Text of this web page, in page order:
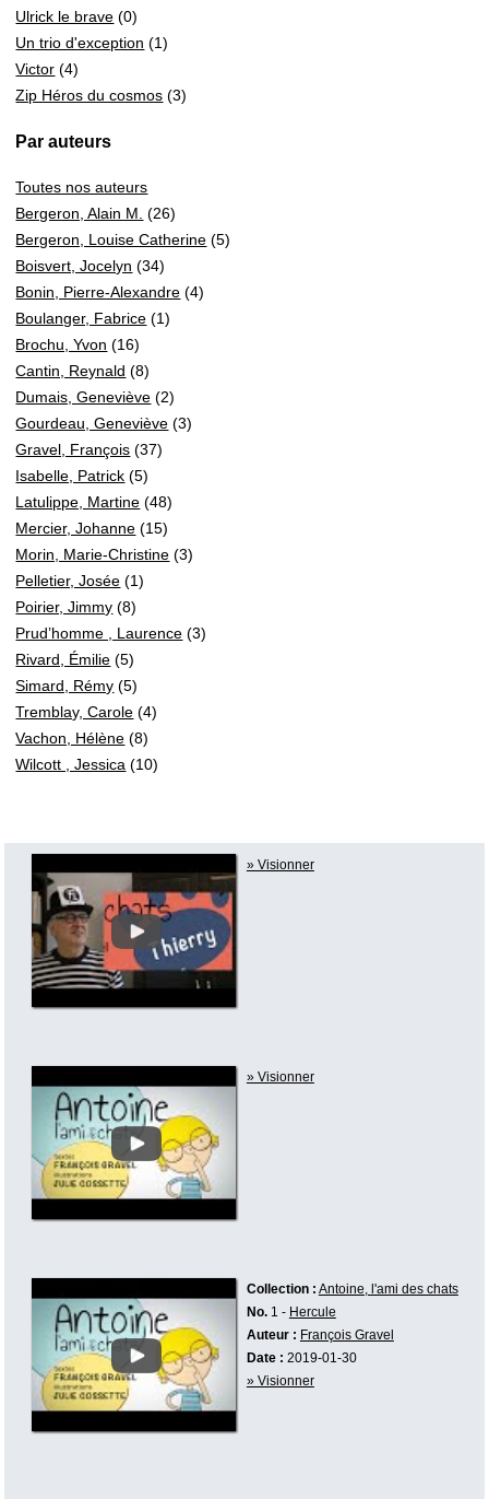
Ulrick le brave (0)
Un trio d'exception (1)
Victor (4)
Zip Héros du cosmos (3)
Par auteurs
Toutes nos auteurs
Bergeron, Alain M. (26)
Bergeron, Louise Catherine (5)
Boisvert, Jocelyn (34)
Bonin, Pierre-Alexandre (4)
Boulanger, Fabrice (1)
Brochu, Yvon (16)
Cantin, Reynald (8)
Dumais, Geneviève (2)
Gourdeau, Geneviève (3)
Gravel, François (37)
Isabelle, Patrick (5)
Latulippe, Martine (48)
Mercier, Johanne (15)
Morin, Marie-Christine (3)
Pelletier, Josée (1)
Poirier, Jimmy (8)
Prud’homme , Laurence (3)
Rivard, Émilie (5)
Simard, Rémy (5)
Tremblay, Carole (4)
Vachon, Hélène (8)
Wilcott , Jessica (10)
» Visionner
» Visionner
Collection : Antoine, l'ami des chats
No.1 - Hercule
Auteur : François Gravel
Date : 2019-01-30
» Visionner